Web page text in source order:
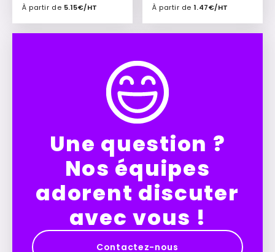
À partir de 5.15€/HT
Ajouter à mon devis
À partir de 1.47€/HT
Ajouter à mon devis
Une question ?
Nos équipes
adorent discuter
avec vous !
Contactez-nous